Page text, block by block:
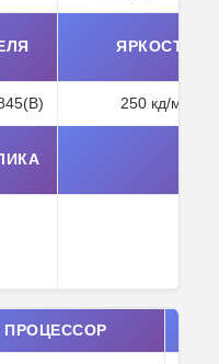
ЯРКОСТЬ
250 кд/м2
ПРОЦЕССОР